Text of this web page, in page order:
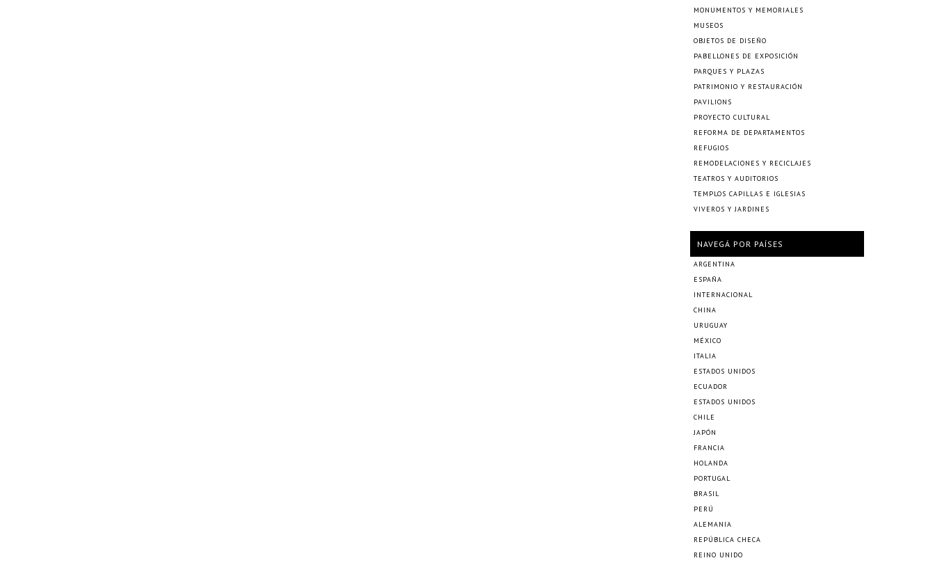
MONUMENTOS Y MEMORIALES
MUSEOS
OBJETOS DE DISEÑO
PABELLONES DE EXPOSICIÓN
PARQUES Y PLAZAS
PATRIMONIO Y RESTAURACIÓN
PAVILIONS
PROYECTO CULTURAL
REFORMA DE DEPARTAMENTOS
REFUGIOS
REMODELACIONES Y RECICLAJES
TEATROS Y AUDITORIOS
TEMPLOS CAPILLAS E IGLESIAS
VIVEROS Y JARDINES
NAVEGÁ POR PAÍSES
ARGENTINA
ESPAÑA
INTERNACIONAL
CHINA
URUGUAY
MÉXICO
ITALIA
ESTADOS UNIDOS
ECUADOR
ESTADOS UNIDOS
CHILE
JAPÓN
FRANCIA
HOLANDA
PORTUGAL
BRASIL
PERÚ
ALEMANIA
REPÚBLICA CHECA
REINO UNIDO